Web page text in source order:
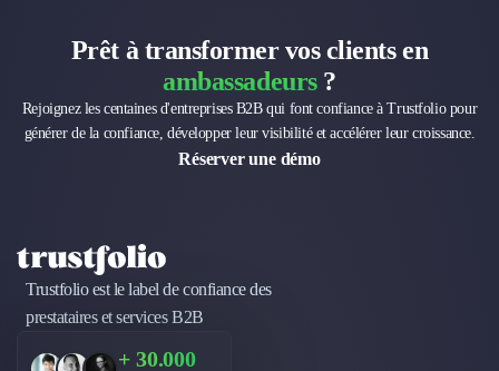
Prêt à transformer vos clients en
ambassadeurs?
Rejoignez les centaines d'entreprises B2B qui font confiance à Trustfolio pour
générer de la confiance, développer leur visibilité et accélérer leur croissance.
Réserver une démo
Trustfolio est le label de confiance des
prestataires et services B2B
+ 30.000